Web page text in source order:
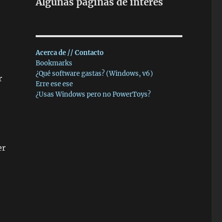
Acerca de // Contacto
Bookmarks
¿Qué software gastas? (Windows, v6)
Erre ese ese
¿Usas Windows pero no PowerToys?